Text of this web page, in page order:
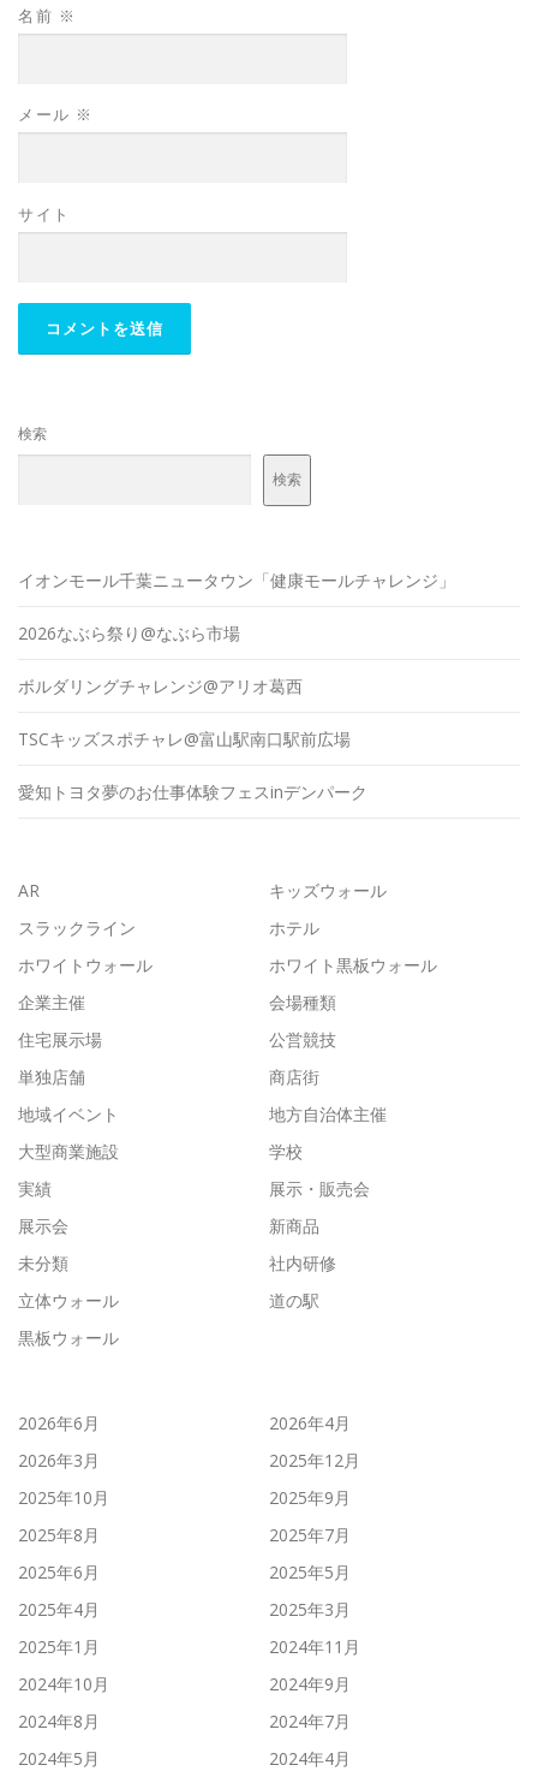
名前 ※
メール ※
サイト
検索
検索
イオンモール千葉ニュータウン「健康モールチャレンジ」
2026なぶら祭り@なぶら市場
ボルダリングチャレンジ@アリオ葛西
TSCキッズスポチャレ@富山駅南口駅前広場
愛知トヨタ夢のお仕事体験フェスinデンパーク
AR
キッズウォール
スラックライン
ホテル
ホワイトウォール
ホワイト黒板ウォール
企業主催
会場種類
住宅展示場
公営競技
単独店舗
商店街
地域イベント
地方自治体主催
大型商業施設
学校
実績
展示・販売会
展示会
新商品
未分類
社内研修
立体ウォール
道の駅
黒板ウォール
2026年6月
2026年4月
2026年3月
2025年12月
2025年10月
2025年9月
2025年8月
2025年7月
2025年6月
2025年5月
2025年4月
2025年3月
2025年1月
2024年11月
2024年10月
2024年9月
2024年8月
2024年7月
2024年5月
2024年4月